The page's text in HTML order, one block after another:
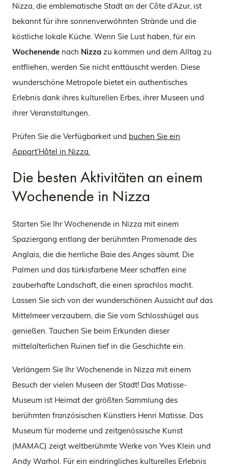
Nizza, die emblematische Stadt an der Côte d’Azur, ist
bekannt für ihre sonnenverwöhnten Strände und die
köstliche lokale Küche. Wenn Sie Lust haben, für ein
Wochenende nach Nizza zu kommen und dem Alltag zu
entfliehen, werden Sie nicht enttäuscht werden. Diese
wunderschöne Metropole bietet ein authentisches
Erlebnis dank ihres kulturellen Erbes, ihrer Museen und
ihrer Veranstaltungen.
Prüfen Sie die Verfügbarkeit und buchen Sie ein
Appart’Hôtel in Nizza.
Die besten Aktivitäten an einem
Wochenende in Nizza
Starten Sie Ihr Wochenende in Nizza mit einem
Spaziergang entlang der berühmten Promenade des
Anglais, die die herrliche Baie des Anges säumt. Die
Palmen und das türkisfarbene Meer schaffen eine
zauberhafte Landschaft, die einen sprachlos macht.
Lassen Sie sich von der wunderschönen Aussicht auf das
Mittelmeer verzaubern, die Sie vom Schlosshügel aus
genießen. Tauchen Sie beim Erkunden dieser
mittelalterlichen Ruinen tief in die Geschichte ein.
Verlängern Sie Ihr Wochenende in Nizza mit einem
Besuch der vielen Museen der Stadt! Das Matisse-
Museum ist Heimat der größten Sammlung des
berühmten französischen Künstlers Henri Matisse. Das
Museum für moderne und zeitgenössische Kunst
(MAMAC) zeigt weltberühmte Werke von Yves Klein und
Andy Warhol. Für ein eindringliches kulturelles Erlebnis